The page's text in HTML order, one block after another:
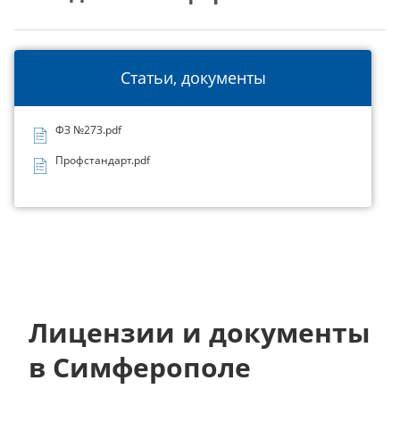
Статьи, документы
ФЗ №273.pdf
Профстандарт.pdf
Лицензии и документы
в Симферополе